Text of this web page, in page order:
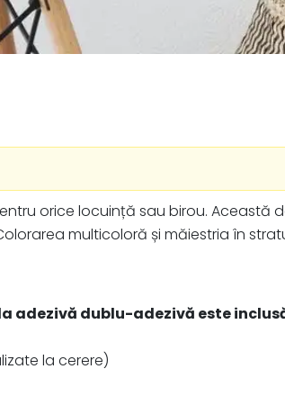
orice locuință sau birou.
multicoloră și măiestria în
adezivă dublu-adezivă este
la cerere)